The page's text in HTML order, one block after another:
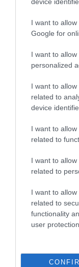
I want to
Google for
I want to
personalized
I want to
related to
device
I want to
related to
I want to
related to
I want to
related to
functionality
user protection.
«Ράγισαν»
για τους δύο
προσωπικό
Τους
16.06.2023 | 10:52
δεκάδες»